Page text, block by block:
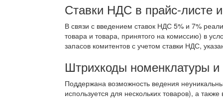
Ставки НДС в прайс-листе
В связи с введением ставок НДС 5% и 7%
товара и товара, принятого на комиссию) в
запасов комитентов с учетом ставки НДС,
Штрихкоды номенклатуры
Поддержана возможность ведения
используется для нескольких товаров), а